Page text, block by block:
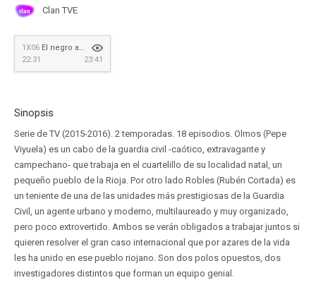
Clan TVE
1X06 El negro augurio del cuervo blanco
22:31
23:41
Sinopsis
Serie de TV (2015-2016). 2 temporadas. 18 episodios. Olmos (Pepe
Viyuela) es un cabo de la guardia civil -caótico, extravagante y
campechano- que trabaja en el cuartelillo de su localidad natal, un
pequeño pueblo de la Rioja. Por otro lado Robles (Rubén Cortada) es
un teniente de una de las unidades más prestigiosas de la Guardia
Civil, un agente urbano y moderno, multilaureado y muy organizado,
pero poco extrovertido. Ambos se verán obligados a trabajar juntos si
quieren resolver el gran caso internacional que por azares de la vida
les ha unido en ese pueblo riojano. Son dos polos opuestos, dos
investigadores distintos que forman un equipo genial.